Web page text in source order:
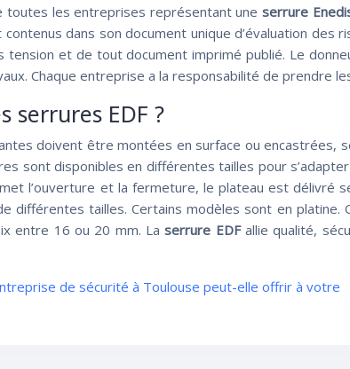
toutes les entreprises représentant uneserrure
contenus dans son document unique d’évaluation
tension et de tout document imprimé publié. Le
Chaque entreprise a la responsabilité de prendre
serrures EDF ?
doivent être montées en surface ou encastrées,
sont disponibles en différentes tailles pour
l’ouverture et la fermeture, le plateau est délivré
différentes tailles. Certains modèles sont en
entre 16 ou 20 mm. Laserrure EDFallie qualité,
de sécurité à Toulouse peut-elle offrir à votre